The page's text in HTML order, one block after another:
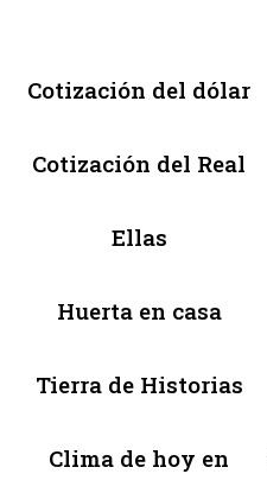
Cotización del dólar
Cotización del Real
Ellas
Huerta en casa
Tierra de Historias
Clima de hoy en